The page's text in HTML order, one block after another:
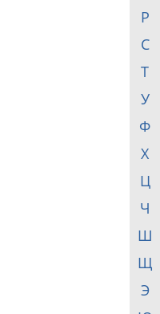
Р
С
Т
У
Ф
Х
Ц
Ч
Ш
Щ
Э